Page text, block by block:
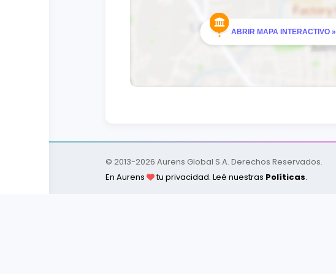
ABRIR MAPA INTERACTIVO »
© 2013-2026 Aurens Global S.A. Derechos Reservados.
En Aurens
tu privacidad. Leé nuestras Políticas.